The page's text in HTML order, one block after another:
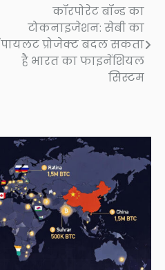
कॉरपोरेट बॉन्ड का
टोकनाइजेशन: सेबी का
पायलट प्रोजेक्ट बदल सकता
है भारत का फाइनेंशियल
सिस्टम